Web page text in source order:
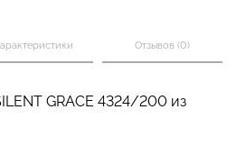
Отзывов (0)
GRACE 4324/200 из